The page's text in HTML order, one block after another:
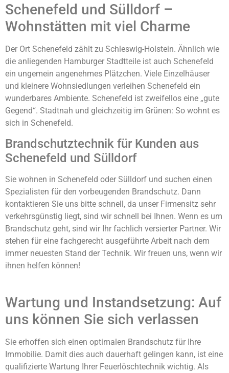
Schenefeld und Sülldorf –
Wohnstätten mit viel Charme
Der Ort Schenefeld zählt zu Schleswig-Holstein. Ähnlich wie
die anliegenden Hamburger Stadtteile ist auch Schenefeld
ein ungemein angenehmes Plätzchen. Viele Einzelhäuser
und kleinere Wohnsiedlungen verleihen Schenefeld ein
wunderbares Ambiente. Schenefeld ist zweifellos eine „gute
Gegend“. Stadtnah und gleichzeitig im Grünen: So wohnt es
sich in Schenefeld.
Brandschutztechnik für Kunden aus
Schenefeld und Sülldorf
Sie wohnen in Schenefeld oder Sülldorf und suchen einen
Spezialisten für den vorbeugenden Brandschutz. Dann
kontaktieren Sie uns bitte schnell, da unser Firmensitz sehr
verkehrsgünstig liegt, sind wir schnell bei Ihnen. Wenn es um
Brandschutz geht, sind wir Ihr fachlich versierter Partner. Wir
stehen für eine fachgerecht ausgeführte Arbeit nach dem
immer neuesten Stand der Technik. Wir freuen uns, wenn wir
ihnen helfen können!
Wartung und Instandsetzung: Auf
uns können Sie sich verlassen
Sie erhoffen sich einen optimalen Brandschutz für Ihre
Immobilie. Damit dies auch dauerhaft gelingen kann, ist eine
qualifizierte Wartung Ihrer Feuerlöschtechnik wichtig. Als